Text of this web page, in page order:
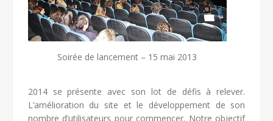
Soirée de lancement – 15 mai 2013
2014 se présente avec son lot de défis à relever.
L’amélioration du site et le développement de son
nombre d’utilisateurs pour commencer. Notre objectif